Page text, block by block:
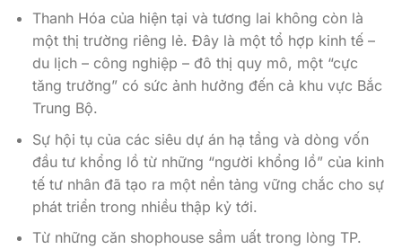
Thanh Hóa của hiện tại và tương lai không còn là
một thị trường riêng lẻ. Đây là một tổ hợp kinh tế –
du lịch – công nghiệp – đô thị quy mô, một “cực
tăng trưởng” có sức ảnh hưởng đến cả khu vực Bắc
Trung Bộ.
Sự hội tụ của các siêu dự án hạ tầng và dòng vốn
đầu tư khổng lồ từ những “người khổng lồ” của kinh
tế tư nhân đã tạo ra một nền tảng vững chắc cho sự
phát triển trong nhiều thập kỷ tới.
Từ những căn shophouse sầm uất trong lòng TP.